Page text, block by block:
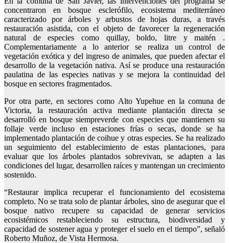
concentraron en bosque esclerófilo, ecosistema mediterráneo
caracterizado por árboles y arbustos de hojas duras, a través
restauración asistida, con el objeto de favorecer la regeneración
natural de especies como quillay, boldo, litre y maitén .
Complementariamente a lo anterior se realiza un control de
vegetación exótica y del ingreso de animales, que pueden afectar el
desarrollo de la vegetación nativa. Así se produce una restauración
paulatina de las especies nativas y se mejora la continuidad del
bosque en sectores fragmentados.
Por otra parte, en sectores como Alto Yupehue en la comuna de
Victoria, la restauración activa mediante plantación directa se
desarrolló en bosque siempreverde con especies que mantienen su
follaje verde incluso en estaciones frías o secas, donde se ha
implementado plantación de coihue y otras especies. Se ha realizado
un seguimiento del establecimiento de estas plantaciones, para
evaluar que los árboles plantados sobrevivan, se adapten a las
condiciones del lugar, desarrollen raíces y mantengan un crecimiento
sostenido.
“Restaurar implica recuperar el funcionamiento del ecosistema
completo. No se trata solo de plantar árboles, sino de asegurar que el
bosque nativo recupere su capacidad de generar servicios
ecosistémicos restableciendo su estructura, biodiversidad y
capacidad de sostener agua y proteger el suelo en el tiempo”, señaló
Roberto Muñoz, de Vista Hermosa.